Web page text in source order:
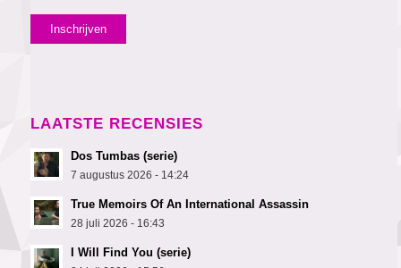
LAATSTE RECENSIES
Dos Tumbas (serie)
7 augustus 2026 - 14:24
True Memoirs Of An International Assassin
28 juli 2026 - 16:43
I Will Find You (serie)